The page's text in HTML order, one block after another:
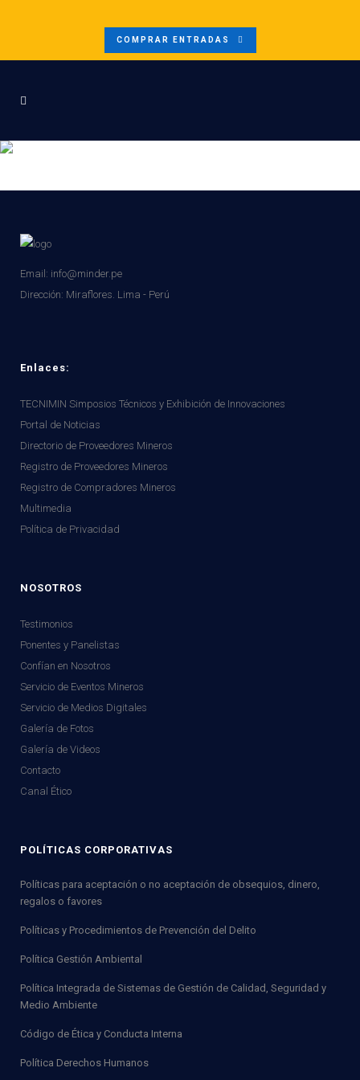
COMPRAR ENTRADAS
Email: info@minder.pe
Dirección: Miraflores. Lima - Perú
Enlaces:
TECNIMIN Simposios Técnicos y Exhibición de Innovaciones
Portal de Noticias
Directorio de Proveedores Mineros
Registro de Proveedores Mineros
Registro de Compradores Mineros
Multimedia
Política de Privacidad
NOSOTROS
Testimonios
Ponentes y Panelistas
Confían en Nosotros
Servicio de Eventos Mineros
Servicio de Medios Digitales
Galería de Fotos
Galería de Videos
Contacto
Canal Ético
POLÍTICAS CORPORATIVAS
Políticas para aceptación o no aceptación de obsequios, dinero,
regalos o favores
Políticas y Procedimientos de Prevención del Delito
Política Gestión Ambiental
Política Integrada de Sistemas de Gestión de Calidad, Seguridad y
Medio Ambiente
Código de Ética y Conducta Interna
Política Derechos Humanos